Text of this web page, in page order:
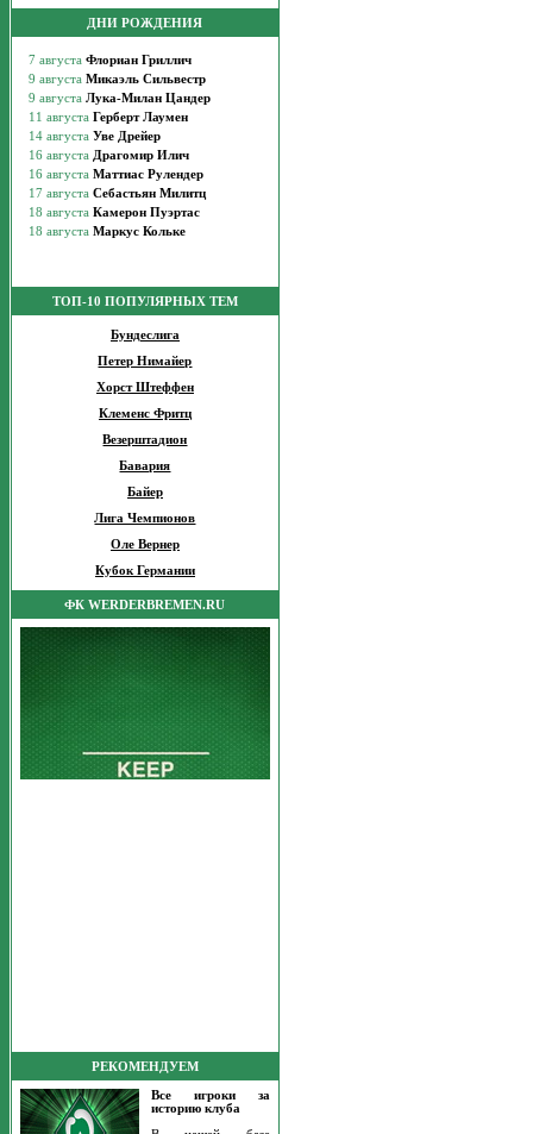
ДНИ РОЖДЕНИЯ
ТОП-10 ПОПУЛЯРНЫХ ТЕМ
Бундеслига
Петер Нимайер
Хорст Штеффен
Клеменс Фритц
Везерштадион
Бавария
Байер
Лига Чемпионов
Оле Вернер
Кубок Германии
ФК WERDERBREMEN.RU
РЕКОМЕНДУЕМ
Все игроки за
историю клуба